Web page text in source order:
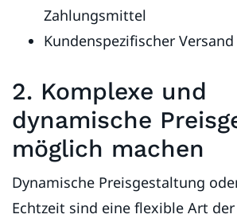
Zahlungsmittel
Kundenspezifischer Versand
2. Komplexe und
dynamische
möglich machen
Dynamische Preisgestaltung
Echtzeit sind eine flexible Art der